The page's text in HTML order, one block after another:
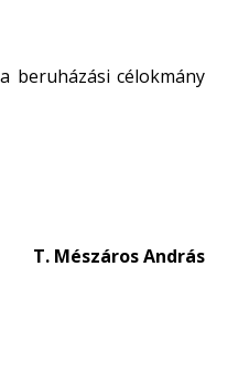
beruházási célokmány
T. Mészáros András